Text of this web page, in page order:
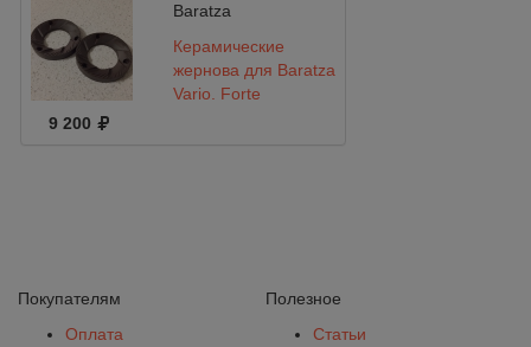
Baratza
Керамические
жернова для Baratza
Vario, Forte
9 200
Покупателям
Оплата
Полезное
Статьи